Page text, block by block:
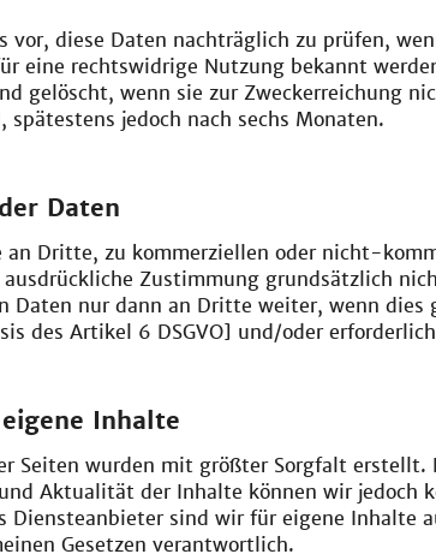
vor, diese Daten nachträglich zu prüfen,
eine rechtswidrige Nutzung bekannt
gelöscht, wenn sie zur Zweckerreichung
spätestens jedoch nach sechs Monaten.
Daten
an Dritte, zu kommerziellen oder nicht-
Zustimmung grundsätzlich
Daten nur dann an Dritte weiter, wenn dies
des Artikel 6 DSGVO] und/oder
Inhalte
Seiten wurden mit größter Sorgfalt erstellt.
Aktualität der Inhalte können wir jedoch
Diensteanbieter sind wir für eigene Inhalte
Gesetzen verantwortlich.